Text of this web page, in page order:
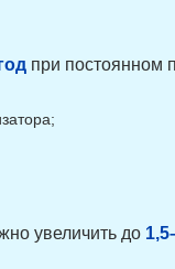
при постоянном
увеличить до